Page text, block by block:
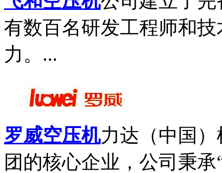
有数百名研发工程师和
力。...
罗威空压机力达（中国
团的核心企业，公司秉